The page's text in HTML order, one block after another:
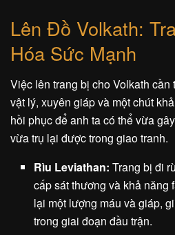
Lên Đồ Volkath:
Hóa Sức Mạnh
Việc lên trang bị cho Volkath cần
vật lý, xuyên giáp và một chút
hồi phục để anh ta có thể vừa
vừa trụ lại được trong giao tranh.
Rìu Leviathan: Trang bị đi
cấp sát thương và khả năng
lại một lượng máu và giáp,
trong giai đoạn đầu trận.